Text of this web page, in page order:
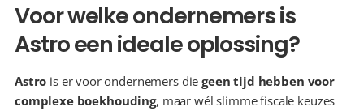
Voor welke ondernemers is
Astro een ideale oplossing?
Astro is er voor ondernemers die geen tijd hebben voor
complexe boekhouding, maar wél slimme fiscale keuzes